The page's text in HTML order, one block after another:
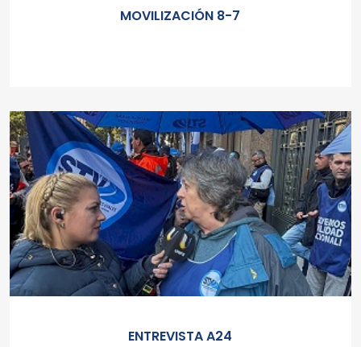
MOVILIZACIÓN 8-7
ENTREVISTA A24